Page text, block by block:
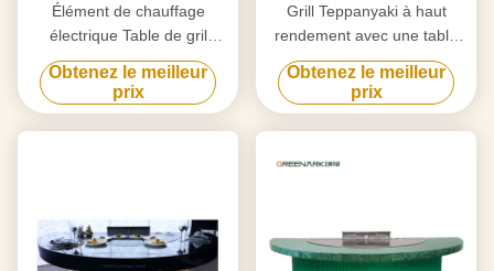
Élément de chauffage
électrique Table de gril
Teppanyaki pour la
purification personnalisée
selon vos besoins
Obtenez le meilleur
prix
Grill Teppanyaki à haut
rendement avec une table
de 20 mm en acier allié de
qualité alimentaire et un
chauffage intelligent
Obtenez le meilleur
prix